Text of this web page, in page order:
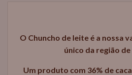
O Chuncho de leite é a nossa
único da região de
Um produto com 36% de